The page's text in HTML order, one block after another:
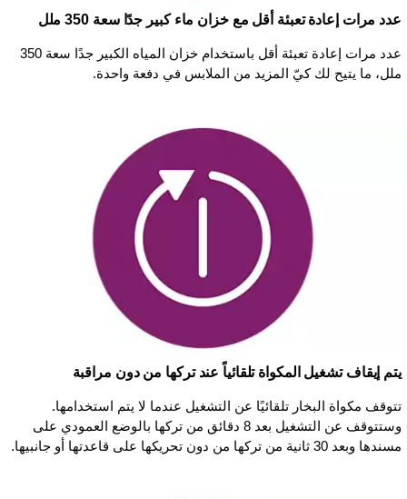
عدد مرات إعادة تعبئة أقل مع خزان ماء كبير جدًا سعة 350 ملل
عدد مرات إعادة تعبئة أقل باستخدام خزان المياه الكبير جدًا سعة 350
ملل، ما يتيح لك كيّ المزيد من الملابس في دفعة واحدة.
يتم إيقاف تشغيل المكواة تلقائياً عند تركها من دون مراقبة
تتوقف مكواة البخار تلقائيًا عن التشغيل عندما لا يتم استخدامها.
وستتوقف عن التشغيل بعد 8 دقائق من تركها بالوضع العمودي على
مسندها وبعد 30 ثانية من تركها من دون تحريكها على قاعدتها أو جانبيها.